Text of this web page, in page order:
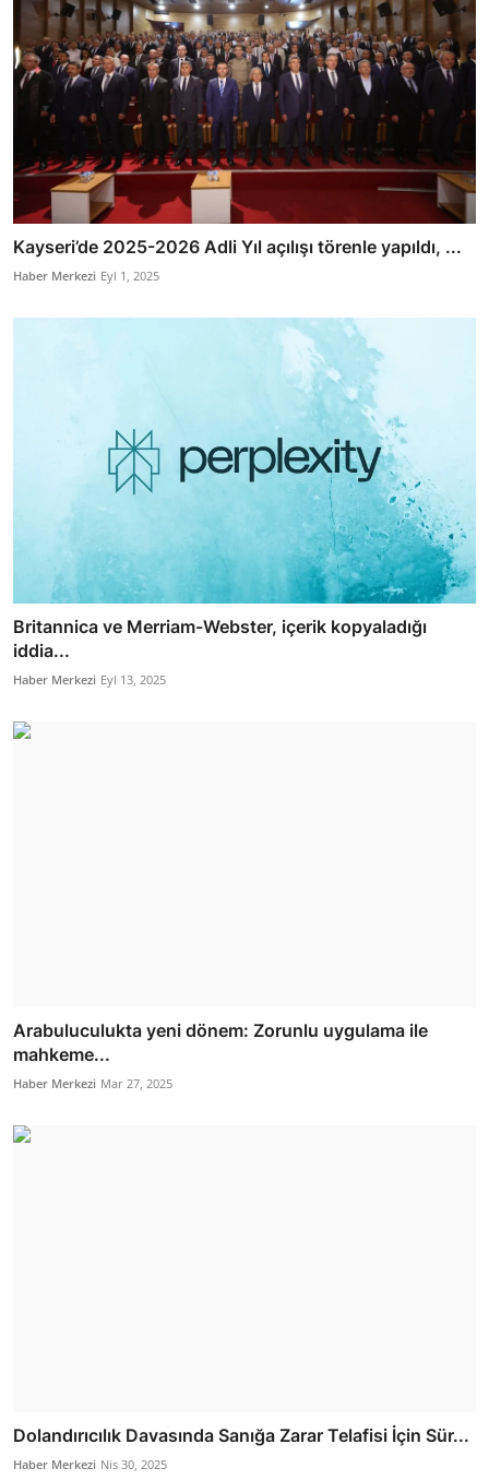
Kayseri’de 2025-2026 Adli Yıl açılışı törenle yapıldı, ...
Haber Merkezi Eyl 1, 2025
Britannica ve Merriam-Webster, içerik kopyaladığı
iddia...
Haber Merkezi Eyl 13, 2025
Arabuluculukta yeni dönem: Zorunlu uygulama ile
mahkeme...
Haber Merkezi Mar 27, 2025
Dolandırıcılık Davasında Sanığa Zarar Telafisi İçin Sür...
Haber Merkezi Nis 30, 2025